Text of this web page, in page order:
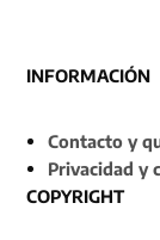
INFORMACIÓN
Contacto y
Privacidad y
COPYRIGHT